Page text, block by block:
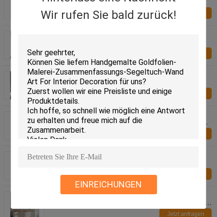
Wir rufen Sie bald zurück!
EINREICHUNGEN
Segeltuches Jetzt anfragen
36 "X 48" 24 "X 32" Hochzeitsporträt Ölgemälde
Baumwollleinwand
Jetzt anfragen
Handgemachtes abstraktes Goldfolien-Ölgemälde
auf Segeltuch-luxuriöser starker Beschaffenheits-
Wand-Kunst für Wohnzimmer-Dekoration
Handgemachtes kundenspezifisches Porträt-
Ölgemälde vom Foto das beste personifizierte
Hauptdekor
100% handgemaltes abstraktes buntes Ölgemälde
Kunst für Eingangs-Inneneinrichtung Jetzt anfragen